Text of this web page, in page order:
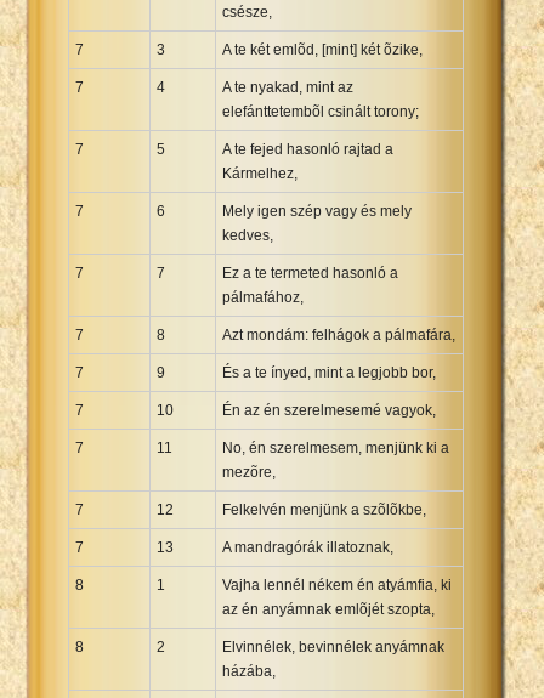
csésze,
7 3 A te két emlõd, [mint] két õzike,
7 4
A te nyakad, mint az
elefánttetembõl csinált torony;
7 5
A te fejed hasonló rajtad a
Kármelhez,
7 6
Mely igen szép vagy és mely
kedves,
7 7
Ez a te termeted hasonló a
pálmafához,
7 8 Azt mondám: felhágok a pálmafára,
7 9 És a te ínyed, mint a legjobb bor,
7 10 Én az én szerelmesemé vagyok,
7 11
No, én szerelmesem, menjünk ki a
mezõre,
7 12 Felkelvén menjünk a szõlõkbe,
7 13 A mandragórák illatoznak,
8 1
Vajha lennél nékem én atyámfia, ki
az én anyámnak emlõjét szopta,
8 2
Elvinnélek, bevinnélek anyámnak
házába,